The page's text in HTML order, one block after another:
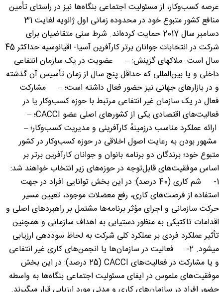
عرصه کسب‌وکار، از مسئولیت اجتماعی بنگاه‌ها نیز در راستای تأمین
منافع کشور متبوع خود در محدوده زمانی اول ژانویه لغایت 31
دسامبر سال 2017 حمایت کرده‌اند. شرط سنی متقاضیان برای
شرکت در انتخابات جوانان برتر کارآفرین آسیا- اقیانوسیه حداکثر 45
سال است. ملاکهای گزینش: – عضویت در یک سازمان انتفاعی
داخلی و یا بین‌المللی که حداقل پنج سال از زمان تأسیس آن گذشته
و در بازارهای جهانی نیز حضور فعال داشته است؛ – مشارکت
فعال در یک سازمان غیر انتفاعی مرتبط با حوزه کسب‌وکار یا در
فعالیت‌های اقتصادی یکی از کشورهای اصلی عضو CACCI؛ –
ارائه عملکرد مناسب درزمینهٔ کارآفرینی و مدیریت کسب‌وکار؛ –
مشهور بودن به رعایت اصول اخلاقی در حوزه کسب‌وکار در کشور
متبوع خود؛ برندگان دو برنامه بانوان و جوانان کارآفرین برتر بر
اساس موفقیت‌های قابل‌توجه در حوزه‌های ‌زیر انتخاب خواهند شد:
1- شم کاری (40 درصد): در این بخش توانایی افراد در جهت
استفاده از فرصت‌های کاری، رفع معضلات موجود، تعیین مسیر
حرکت سازمانی و اجرای مؤثر برنامه‌ها مشتمل بر راهبردهای اصلی و
اقدامات تاکتیکی به منظور دستیابی به اهداف سازمانی و همچنین
تأثیر عملکرد فردی بر عملکرد کلی شرکت به لحاظ سوددهی ارزیابی
میشود. 2- فعالیت در سازمان‌ها یا ‌انجمن‌های کاری غیر انتفاعی
و یا مشارکت در فعالیت‌های CACCI (25 درصد): در این بخش
موفقیت‌های ملموس در ایفای مسئولیت اجتماعی بنگاه‌ها به واسطه